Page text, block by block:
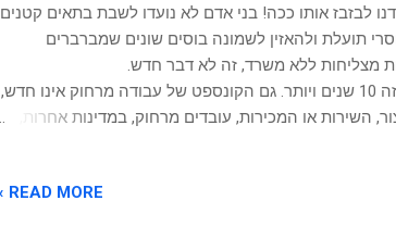
לבזבז אותו ככה! בני אדם לא נועדו לשבת בתאים קטנים
תועלת ולהאזין לשמונה בוסים שונים שמברברים
מצליחות ללא משרד, זה לא דבר חדש.
סטרטאפים וחברות טכנולוגיות כבר מתנסות בזה 10 שנים ויותר. גם הקונספט של עבודה מרחוק אינו חדש,
השירות או המכירות, עובדים מרחוק, במדינות אחרות,
דומים, והצלחנו לחוות חוויות משותפות מרחוק, הגיע
READ MORE »